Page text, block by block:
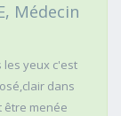
Médecin
les yeux c'est
dans
être menée